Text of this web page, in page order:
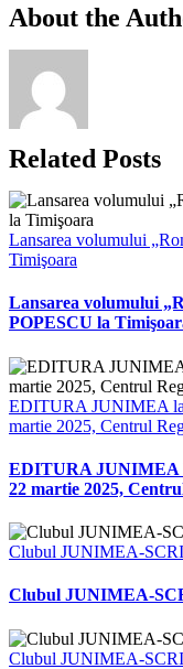
Facebook
X
Bluesky
Reddit
LinkedIn
WhatsApp
Telegram
Tumblr
Xing
Email
Copy
Link
About the
Related Posts
Lansarea volumului
Timişoara
Lansarea volumului
POPESCU la
EDITURA JUNIMEA
martie 2025, Centrul
EDITURA JUNIMEA
22 martie 2025,
Clubul JUNIMEA-
Clubul JUNIMEA-
Clubul JUNIMEA-